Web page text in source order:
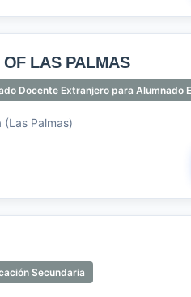
LAS PALMAS
Docente Extranjero para Alumnado
(Las Palmas)
Secundaria